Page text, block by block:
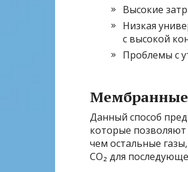
Высокие
Низкая
с высокой
Проблемы с
Мембранные
Данный способ
которые позволяют
чем остальные
CO₂ для